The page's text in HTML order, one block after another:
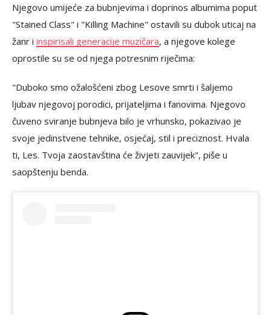
Njegovo umijeće za bubnjevima i doprinos albumima poput
"Stained Class" i "Killing Machine" ostavili su dubok uticaj na
žanr i inspirisali generacije muzičara, a njegove kolege
oprostile su se od njega potresnim riječima:
"Duboko smo ožalošćeni zbog Lesove smrti i šaljemo
ljubav njegovoj porodici, prijateljima i fanovima. Njegovo
čuveno sviranje bubnjeva bilo je vrhunsko, pokazivao je
svoje jedinstvene tehnike, osjećaj, stil i preciznost. Hvala
ti, Les. Tvoja zaostavština će živjeti zauvijek", piše u
saopštenju benda.